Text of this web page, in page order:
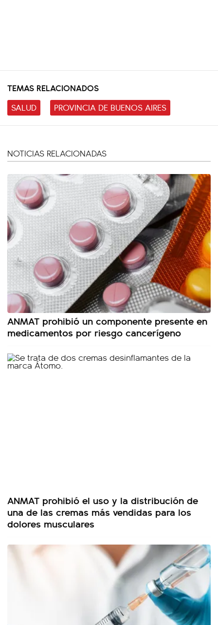
TEMAS RELACIONADOS
SALUD
PROVINCIA DE BUENOS AIRES
NOTICIAS RELACIONADAS
ANMAT prohibió un componente presente en
medicamentos por riesgo cancerígeno
ANMAT prohibió el uso y la distribución de
una de las cremas más vendidas para los
dolores musculares